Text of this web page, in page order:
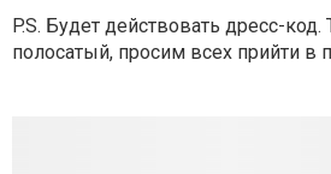
P.S. Будет действовать дресс-
полосатый, просим всех прийти в